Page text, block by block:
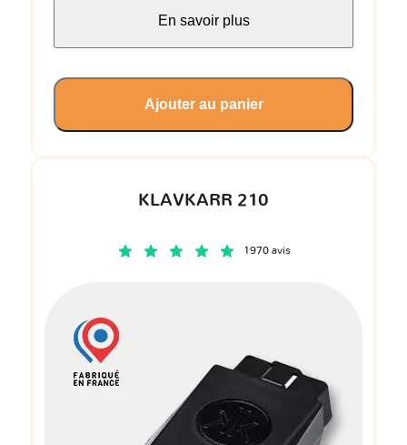
KLAVKARR 210
1970 avis
En savoir plus
Ajouter au panier